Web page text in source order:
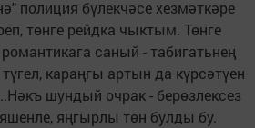
полиция бүлекчәсе хезмәткәре
төнге рейдка чыктым. Төнге
саный - табигатьнең
караңгы артын да күрсәтүен
шундый очрак - берөзлексез
яңгырлы төн булды бу.